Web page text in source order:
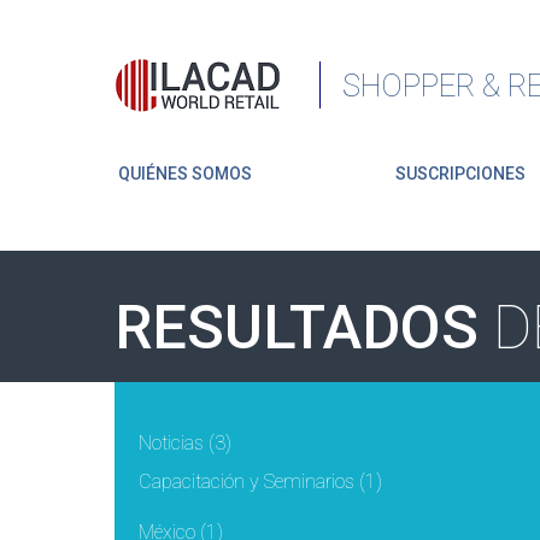
SHOPPER &
QUIÉNES SOMOS SUSCRIPCIONES
RESULTADOS
Noticias (3)
Capacitación y Seminarios (1)
México(1)